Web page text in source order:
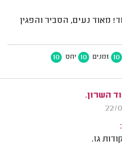
מאוד נעים, הסביר והפגין
10 זמנים 10 יחס 10
השרון.
גז.